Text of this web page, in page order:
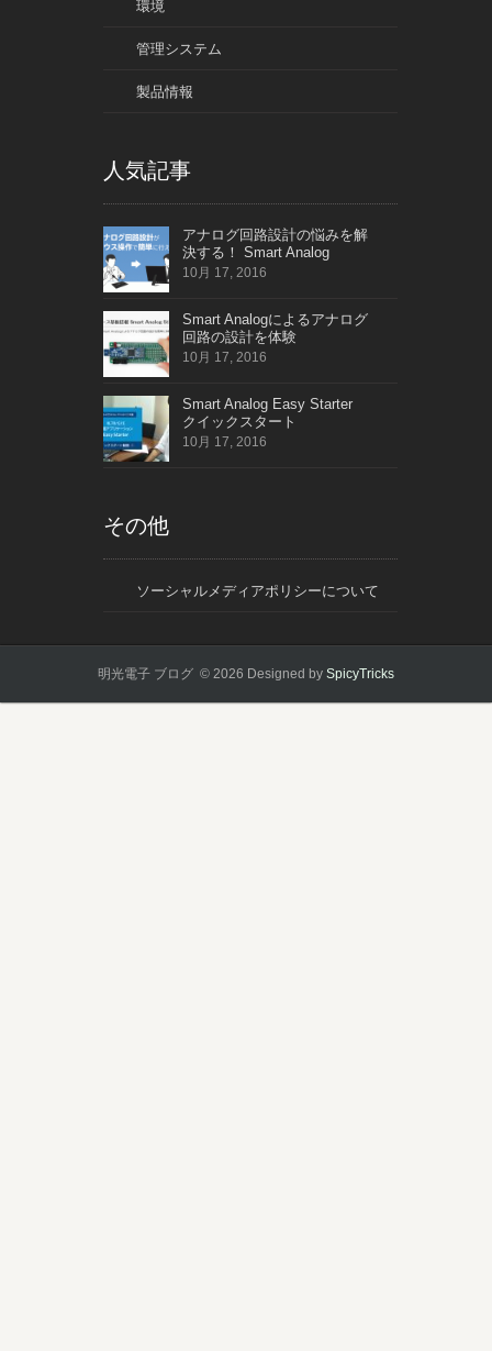
環境
管理システム
製品情報
人気記事
アナログ回路設計の悩みを解
決する！ Smart Analog
10月 17, 2016
Smart Analogによるアナログ
回路の設計を体験
10月 17, 2016
Smart Analog Easy Starter
クイックスタート
10月 17, 2016
その他
ソーシャルメディアポリシーについて
明光電子 ブログ © 2026 Designed by SpicyTricks